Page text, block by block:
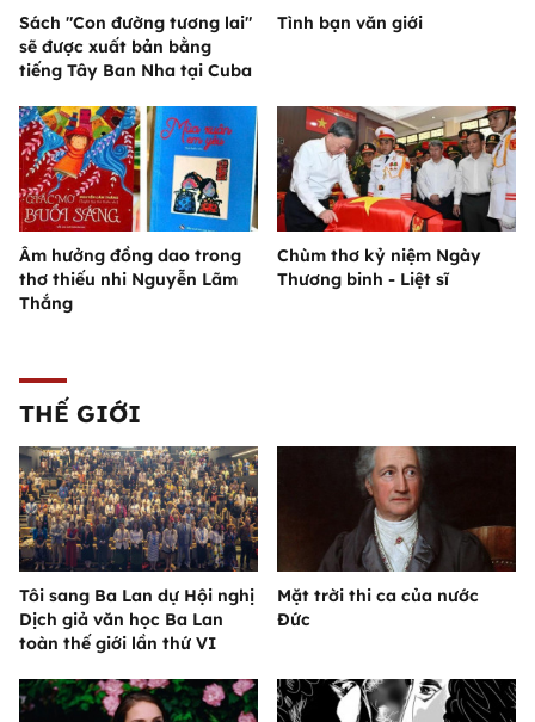
Sách "Con đường tương lai"
sẽ được xuất bản bằng
tiếng Tây Ban Nha tại Cuba
Tình bạn văn giới
Âm hưởng đồng dao trong
thơ thiếu nhi Nguyễn Lãm
Thắng
Chùm thơ kỷ niệm Ngày
Thương binh - Liệt sĩ
THẾ GIỚI
Tôi sang Ba Lan dự Hội nghị
Dịch giả văn học Ba Lan
toàn thế giới lần thứ VI
Mặt trời thi ca của nước
Đức